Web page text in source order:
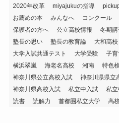
2020年改革 miyajukuの指導
お薦めの本
みんなへ コンクール
保護者の方へ
公立高校情報 冬期講
塾長の思い
塾長の教育論 大和高校
大学入試共通テスト
大学受験 子育
横浜翠嵐
海老名高校 湘南 特色
神奈川県公立高校入試
神奈川県県立
神奈川県高校入試
私立中入試 私
読書
読解力 首都圏私立大学 高